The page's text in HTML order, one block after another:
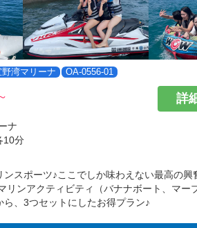
野湾マリーナ OA-0556-01
ナ
分
詳
スポーツ♪ここでしか味わえない最高の興
リンアクティビティ（バナナボート、マー
ら、3つセットにしたお得プラン♪